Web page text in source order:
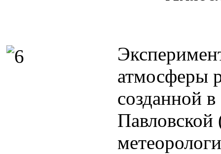
атмосферы
созданной
Павловской